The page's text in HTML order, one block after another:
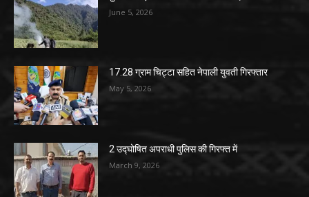
June 5, 2026
17.28 ग्राम चिट्टा सहित नेपाली युवती गिरफ्तार
May 5, 2026
2 उद्घोषित अपराधी पुलिस की गिरफ्त में
March 9, 2026